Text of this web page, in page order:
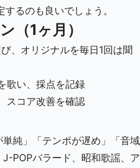
るのも良いでしょう。
（1ヶ月）
、オリジナルを毎日1回は聞
歌い、採点を記録
スコア改善を確認
純」「テンポが遅め」「音域
POPバラード、昭和歌謡、ア